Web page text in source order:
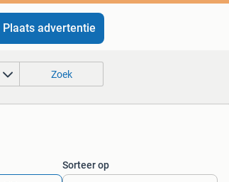
Plaats advertentie
Zoek
Sorteer op